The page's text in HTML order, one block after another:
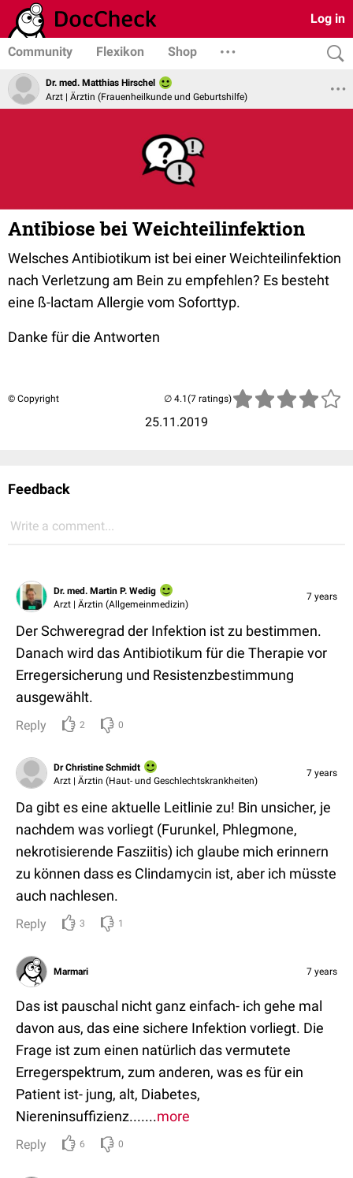
Log in
Community Flexikon Shop
Dr. med. Matthias Hirschel
Arzt | Ärztin (Frauenheilkunde und Geburtshilfe)
Antibiose bei Weichteilinfektion
Welsches Antibiotikum ist bei einer Weichteilinfektion
nach Verletzung am Bein zu empfehlen? Es besteht
eine ß-lactam Allergie vom Soforttyp.
Danke für die Antworten
© Copyright
25.11.2019
(7 ratings)
Feedback
Write a comment...
Dr. med. Martin P. Wedig
Arzt | Ärztin (Allgemeinmedizin)
7 years
Der Schweregrad der Infektion ist zu bestimmen.
Danach wird das Antibiotikum für die Therapie vor
Erregersicherung und Resistenzbestimmung
ausgewählt.
Reply 2 0
Dr Christine Schmidt
Arzt | Ärztin (Haut- und Geschlechtskrankheiten)
7 years
Da gibt es eine aktuelle Leitlinie zu! Bin unsicher, je
nachdem was vorliegt (Furunkel, Phlegmone,
nekrotisierende Fasziitis) ich glaube mich erinnern
zu können dass es Clindamycin ist, aber ich müsste
auch nachlesen.
Reply 3 1
Marmari 7 years
Das ist pauschal nicht ganz einfach- ich gehe mal
davon aus, das eine sichere Infektion vorliegt. Die
Frage ist zum einen natürlich das vermutete
Erregerspektrum, zum anderen, was es für ein
Patient ist- jung, alt, Diabetes,
Niereninsuffizienz.......more
Reply 6 0